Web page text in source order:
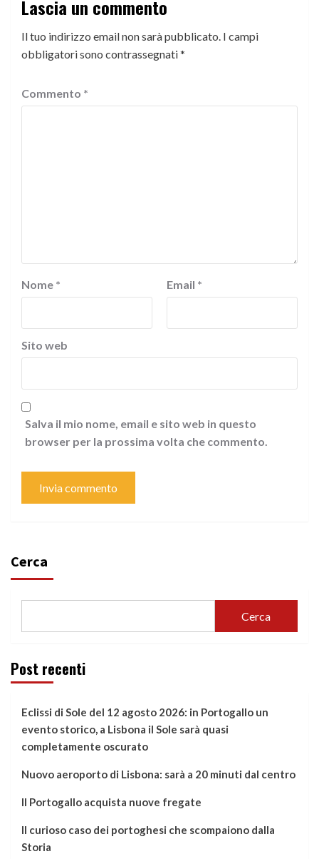
Lascia un commento
Il tuo indirizzo email non sarà pubblicato. I campi
obbligatori sono contrassegnati*
Commento *
Nome * Email *
Sito web
Salva il mio nome, email e sito web in questo
browser per la prossima volta che commento.
Cerca
Cerca
Post recenti
Eclissi di Sole del 12 agosto 2026: in Portogallo un
evento storico, a Lisbona il Sole sarà quasi
completamente oscurato
Nuovo aeroporto di Lisbona: sarà a 20 minuti dal centro
Il Portogallo acquista nuove fregate
Il curioso caso dei portoghesi che scompaiono dalla
Storia